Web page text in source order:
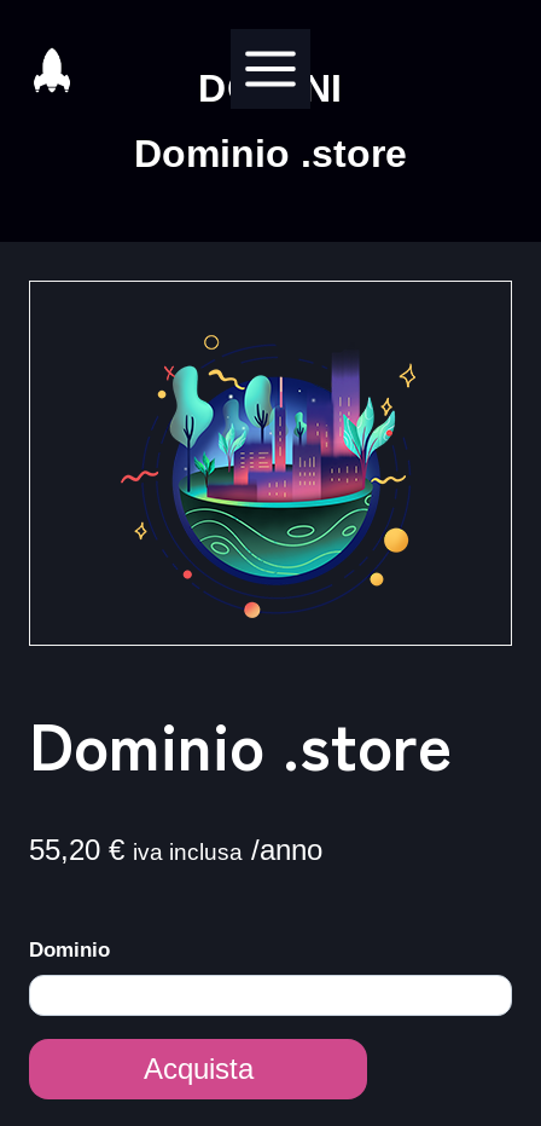
contenuto
DOMINI
Dominio .store
Dominio .store
55,20 € iva inclusa /anno
Dominio
Dominio
.store
Acquista